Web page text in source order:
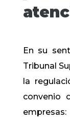
En su
Tribunal
la
convenio
empresas: